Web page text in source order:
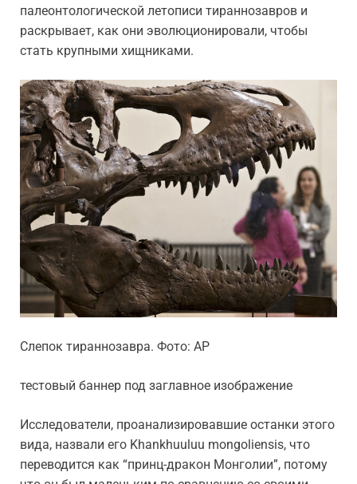
палеонтологической летописи тираннозавров и
раскрывает, как они эволюционировали, чтобы
стать крупными хищниками.
Слепок тираннозавра. Фото: AP
тестовый баннер под заглавное изображение
Исследователи, проанализировавшие останки этого
вида, назвали его Khankhuuluu mongoliensis, что
переводится как “принц-дракон Монголии”, потому